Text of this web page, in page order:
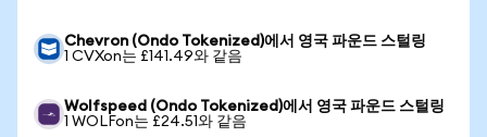
Chevron (Ondo Tokenized)에서 영국 파운드 스털링
1 CVXon는 £141.49와 같음
Wolfspeed (Ondo Tokenized)에서 영국 파운드 스털링
1 WOLFon는 £24.51와 같음